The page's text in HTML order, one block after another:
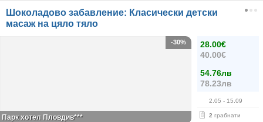
Шоколадово забавление: Класически детски
масаж на цяло тяло
28.00€
40.00€
54.76лв
78.23лв
2.05 - 15.09
2 грабнати
-30%
Парк хотел Пловдив***